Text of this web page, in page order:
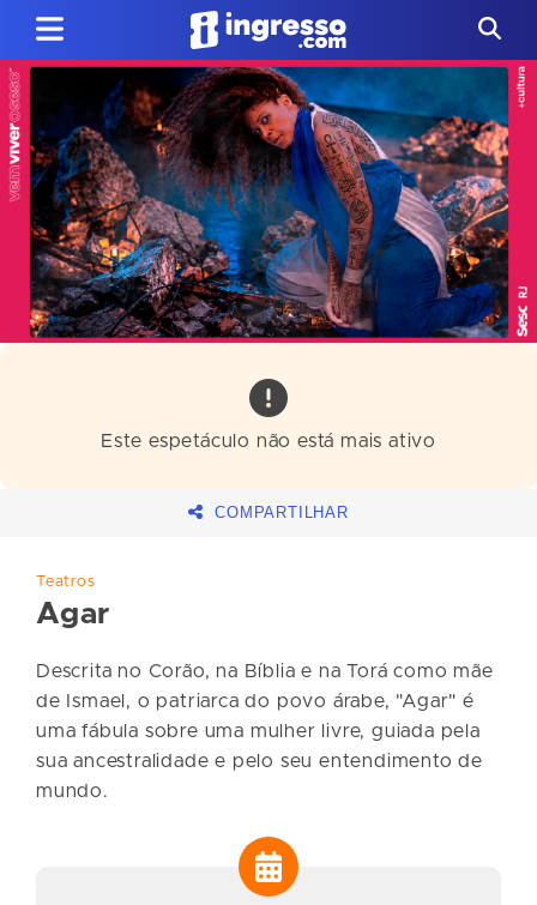
Este espetáculo não está mais ativo
COMPARTILHAR
Teatros
Agar
Descrita no Corão, na Bíblia e na Torá como mãe
de Ismael, o patriarca do povo árabe, "Agar" é
uma fábula sobre uma mulher livre, guiada pela
sua ancestralidade e pelo seu entendimento de
mundo.